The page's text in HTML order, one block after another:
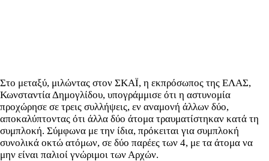
Στο μεταξύ, μιλώντας στον ΣΚΑΪ, η εκπρόσωπος της ΕΛΑΣ,
Κωνσταντία Δημογλίδου, υπογράμμισε ότι η αστυνομία
προχώρησε σε τρεις συλλήψεις, εν αναμονή άλλων δύο,
αποκαλύπτοντας ότι άλλα δύο άτομα τραυματίστηκαν κατά τη
συμπλοκή. Σύμφωνα με την ίδια, πρόκειται για συμπλοκή
συνολικά οκτώ ατόμων, σε δύο παρέες των 4, με τα άτομα να
μην είναι παλιοί γνώριμοι των Αρχών.